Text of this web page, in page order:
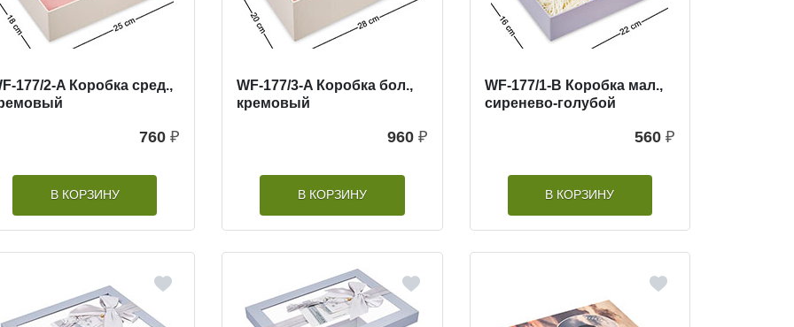
177/2-A Коробка сред.,
760 ₽
В КОРЗИНУ
WF-177/3-A Коробка бол.,
кремовый
960 ₽
В КОРЗИНУ
WF-177/1-B Коробка мал.,
сиренево-голубой
560 ₽
В КОРЗИНУ